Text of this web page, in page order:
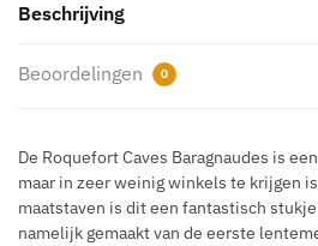
Beschrijving
Beoordelingen 0
De Roquefort Caves Baragnaudes is
maar in zeer weinig winkels te krijgen
maatstaven is dit een fantastisch
namelijk gemaakt van de eerste